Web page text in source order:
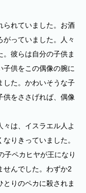
れていました。お酒
がっていました。人々
彼らは自分の子供ま
子供をこの偶像の腕に
した。かわいそうな子
供をささげれば、偶像
は、イスラエル人よ
りきっていました。
ペカヒヤが王になり
せんでした。わずか2
りのペカに殺されま